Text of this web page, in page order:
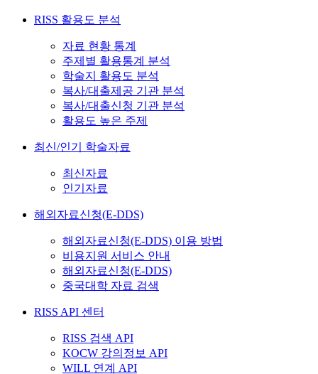
RISS 활용도 분석
자료 현황 통계
주제별 활용통계 분석
학술지 활용도 분석
복사/대출제공 기관 분석
복사/대출신청 기관 분석
활용도 높은 주제
최신/인기 학술자료
최신자료
인기자료
해외자료신청(E-DDS)
해외자료신청(E-DDS) 이용 방법
비용지원 서비스 안내
해외자료신청(E-DDS)
중국대학 자료 검색
RISS API 센터
RISS 검색 API
KOCW 강의정보 API
WILL 연계 API